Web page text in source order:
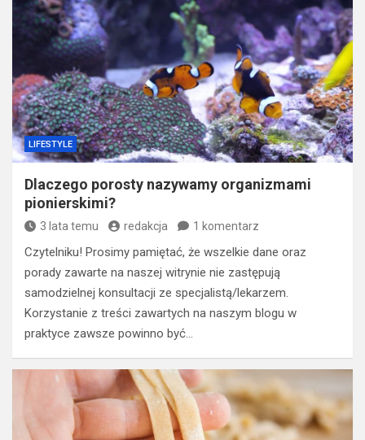
LIFESTYLE
Dlaczego porosty nazywamy organizmami
pionierskimi?
3 lata temu redakcja 1 komentarz
Czytelniku! Prosimy pamiętać, że wszelkie dane oraz
porady zawarte na naszej witrynie nie zastępują
samodzielnej konsultacji ze specjalistą/lekarzem.
Korzystanie z treści zawartych na naszym blogu w
praktyce zawsze powinno być…